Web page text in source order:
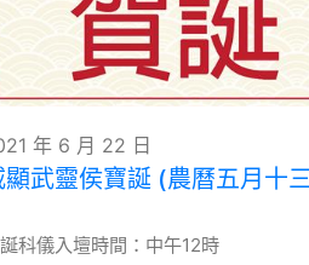
年 6 月 22 日
顯武靈侯寶誕 (農曆五月十
科儀入壇時間：中午12時